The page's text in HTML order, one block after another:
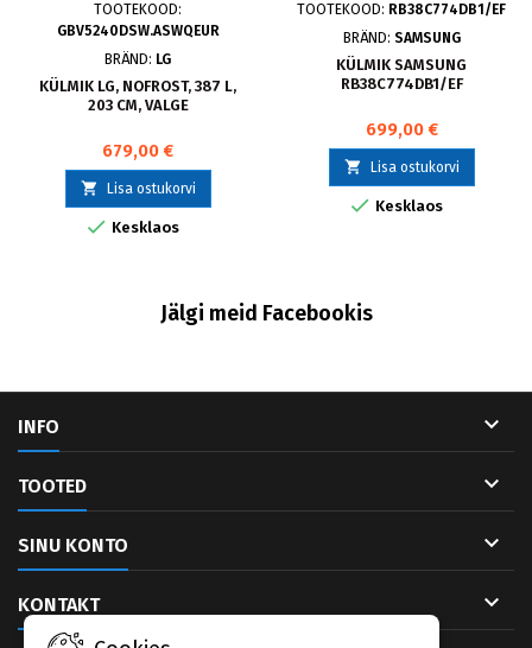
TOOTEKOOD:
GBV5240DSW.ASWQEUR
BRÄND: LG
KÜLMIK LG, NOFROST, 387 L,
203 CM, VALGE
679,00 €
 Lisa ostukorvi
 Kesklaos
TOOTEKOOD: RB38C774DB1/EF
BRÄND: SAMSUNG
KÜLMIK SAMSUNG
RB38C774DB1/EF
699,00 €
 Lisa ostukorvi
 Kesklaos
Jälgi meid Facebookis
INFO 
TOOTED 
SINU KONTO 
KONTAKT 